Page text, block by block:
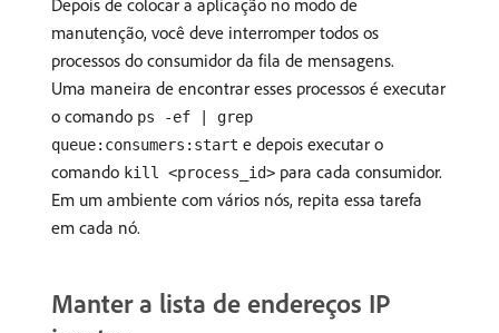
Depois de colocar a aplicação no modo de
manutenção, você deve interromper todos os
processos do consumidor da fila de mensagens.
Uma maneira de encontrar esses processos é executar
o comando ps -ef | grep
queue:consumers:start e depois executar o
comando kill <process_id> para cada consumidor.
Em um ambiente com vários nós, repita essa tarefa
em cada nó.
Manter a lista de endereços IP